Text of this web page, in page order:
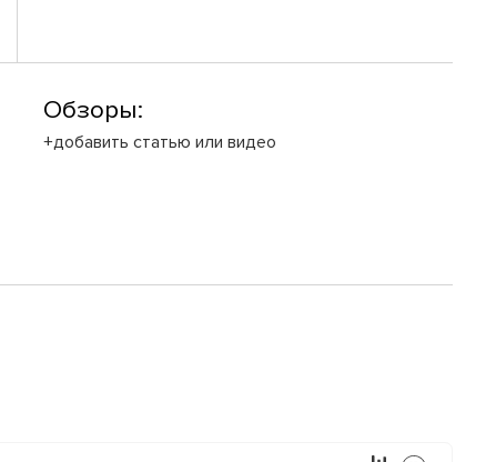
Обзоры:
+добавить статью или видео